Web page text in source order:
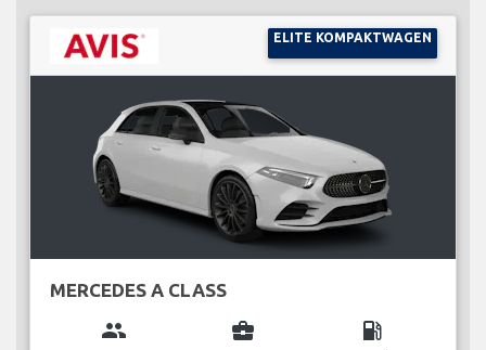
ELITE KOMPAKTWAGEN
MERCEDES A CLASS
group business_center local_gas_station